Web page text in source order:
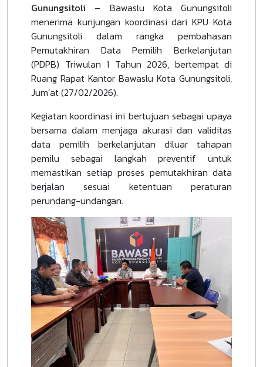
Gunungsitoli – Bawaslu Kota Gunungsitoli
menerima kunjungan koordinasi dari KPU Kota
Gunungsitoli dalam rangka pembahasan
Pemutakhiran Data Pemilih Berkelanjutan
(PDPB) Triwulan 1 Tahun 2026, bertempat di
Ruang Rapat Kantor Bawaslu Kota Gunungsitoli,
Jum’at (27/02/2026).
Kegiatan koordinasi ini bertujuan sebagai upaya
bersama dalam menjaga akurasi dan validitas
data pemilih berkelanjutan diluar tahapan
pemilu sebagai langkah preventif untuk
memastikan setiap proses pemutakhiran data
berjalan sesuai ketentuan peraturan
perundang-undangan.